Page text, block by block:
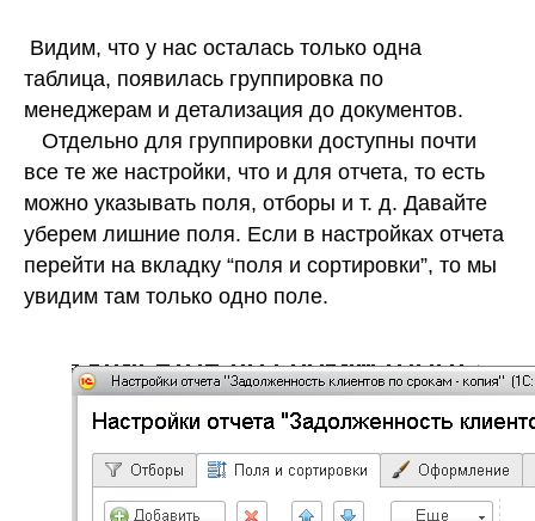
Видим, что у нас осталась только одна
таблица, появилась группировка по
менеджерам и детализация до документов.
Отдельно для группировки доступны почти
все те же настройки, что и для отчета, то есть
можно указывать поля, отборы и т. д. Давайте
уберем лишние поля. Если в настройках отчета
перейти на вкладку “поля и сортировки”, то мы
увидим там только одно поле.